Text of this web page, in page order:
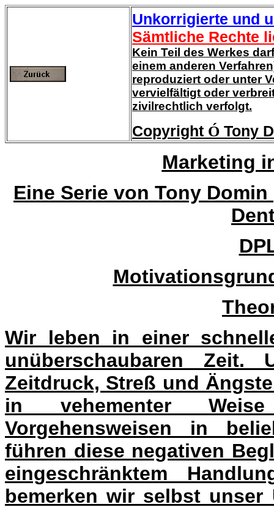
Unkorrigierte und
Sämtliche Rechte
Kein Teil des Werkes
einem anderen
reproduziert oder unter
vervielfältigt oder
zivilrechtlich verfolgt.
Copyright Ó Tony
Marketing
Eine Serie von Tony
Wir leben in einer
unüberschaubaren
Zeitdruck, Streß und
in vehementer
Vorgehensweisen in
führen diese negativen
eingeschränktem
bemerken wir selbst